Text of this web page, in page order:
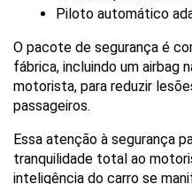
Piloto automático
O pacote de segurança é
fábrica, incluindo um airbag
motorista, para reduzir
passageiros.
Essa atenção à segurança
tranquilidade total ao
inteligência do carro se